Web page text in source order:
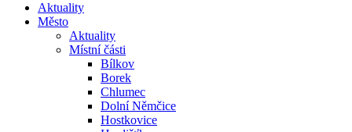
Aktuality
Město
Aktuality
Místní části
Bílkov
Borek
Chlumec
Dolní Němčice
Hostkovice